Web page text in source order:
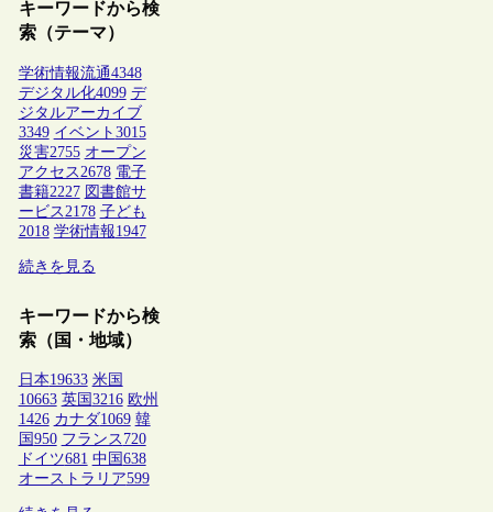
キーワードから検
索（テーマ）
学術情報流通4348
デジタル化4099 デ
ジタルアーカイブ
3349 イベント 3015
災害2755 オープン
アクセス 2678 電子
書籍2227 図書館サ
ービス 2178 子ども
2018 学術情報1947
続きを見る
キーワードから検
索（国・地域）
日本19633 米国
10663 英国 3216 欧州
1426 カナダ1069 韓
国 950 フランス 720
ドイツ681 中国 638
オーストラリア599